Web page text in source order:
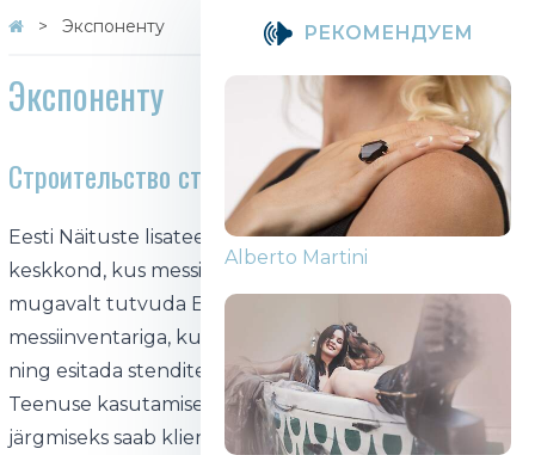
Экспоненту
Экспоненту
Строительство стендов и центр заказов
Eesti Näituste lisateenuste tellimiskeskkond on
keskkond, kus messi eksponent või stendiehitaja saab
mugavalt tutvuda Eesti Näituste poolt pakutava
messiinventariga, kujundada ja saata oma stendijoonis
ning esitada stenditellimus.
Teenuse kasutamiseks peab klient registreeruma,
järgmiseks saab klient meili, millega ta aktiviseerib oma
PЕКОМЕНДУЕМ
Mizon, The Skin House, Coxir